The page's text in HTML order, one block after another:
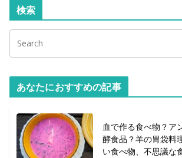
検索
あなたにおすすめの記事
血で作る食べ物？ア
酵食品？羊の胃袋料
い食べ物、不思議な